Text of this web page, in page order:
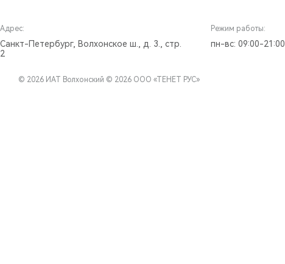
Адрес:
Санкт-Петербург, Волхонское ш., д. 3., стр.
2
Режим работы:
пн-вс: 09:00-21:00
© 2026 ИАТ Волхонский © 2026 ООО «ТЕНЕТ РУС»